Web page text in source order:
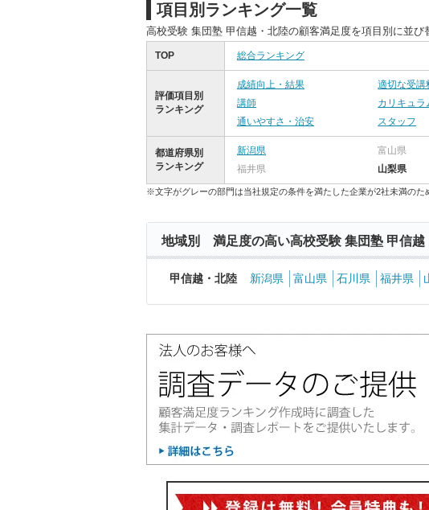
項目別ランキング一覧
高校受験 集団塾 甲信越・北陸の顧客満足度を項目別に並び
TOP 総合ランキング
評価項目別
ランキング
成績向上・結果 適切な受講
講師
カリキュラ
通いやすさ・治安
スタッフ
都道府県別
ランキング
新潟県 富山県
福井県
山梨県
※文字がグレーの部門は当社規定の条件を満たした企業が2社未満のた
地域別 満足度の高い高校受験 集団塾 甲信越
甲信越・北陸 新潟県 富山県 石川県 福井県